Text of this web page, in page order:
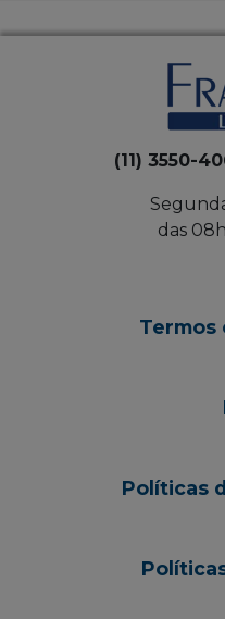
(11) 3550-
das
Termos
Políticas